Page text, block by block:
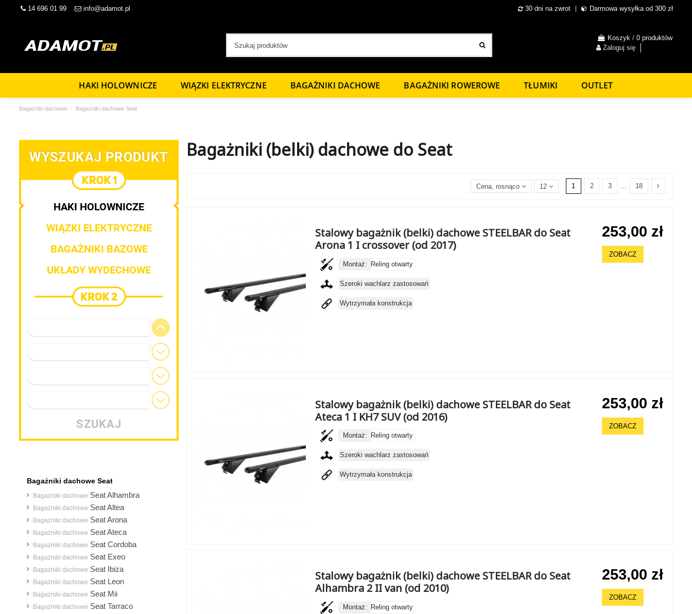
14 696 01 99 info@adamot.pl 30 dni na zwrot Darmowa wysyłka od 300 zł
Koszyk / 0 produktów
Zaloguj się
HAKI HOLOWNICZE WIĄZKI ELEKTRYCZNE BAGAŻNIKI DACHOWE BAGAŻNIKI ROWEROWE TŁUMIKI OUTLET
Bagażniki dachowe Bagażniki dachowe Seat
Bagażniki (belki) dachowe do Seat
Cena, rosnąco 12 1 2 3 … 18
Stalowy bagażnik (belki) dachowe STEELBAR do Seat
Arona 1 I crossover (od 2017)
Montaż: Reling otwarty
Szeroki wachlarz zastosowań
Wytrzymała konstrukcja
253,00 zł
ZOBACZ
Stalowy bagażnik (belki) dachowe STEELBAR do Seat
Ateca 1 I KH7 SUV (od 2016)
Montaż: Reling otwarty
Szeroki wachlarz zastosowań
Wytrzymała konstrukcja
253,00 zł
ZOBACZ
Stalowy bagażnik (belki) dachowe STEELBAR do Seat
Alhambra 2 II van (od 2010)
Montaż: Reling otwarty
253,00 zł
ZOBACZ
WYSZUKAJ PRODUKT
HAKI HOLOWNICZE
WIĄZKI ELEKTRYCZNE
BAGAŻNIKI BAZOWE
UKŁADY WYDECHOWE
SZUKAJ
Bagażniki dachowe Seat
Bagażniki dachowe Seat Alhambra
Bagażniki dachowe Seat Altea
Bagażniki dachowe Seat Arona
Bagażniki dachowe Seat Ateca
Bagażniki dachowe Seat Cordoba
Bagażniki dachowe Seat Exeo
Bagażniki dachowe Seat Ibiza
Bagażniki dachowe Seat Leon
Bagażniki dachowe Seat Mii
Bagażniki dachowe Seat Tarraco